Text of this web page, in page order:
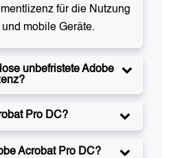
für die Nutzung
mobile Geräte.
unbefristete Adobe
Pro DC?
Acrobat Pro DC?